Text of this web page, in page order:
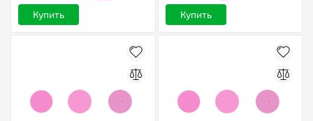
Купить Купить